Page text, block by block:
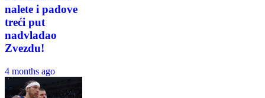
nalete i padove
treći put
nadvladao
Zvezdu!
4 months ago